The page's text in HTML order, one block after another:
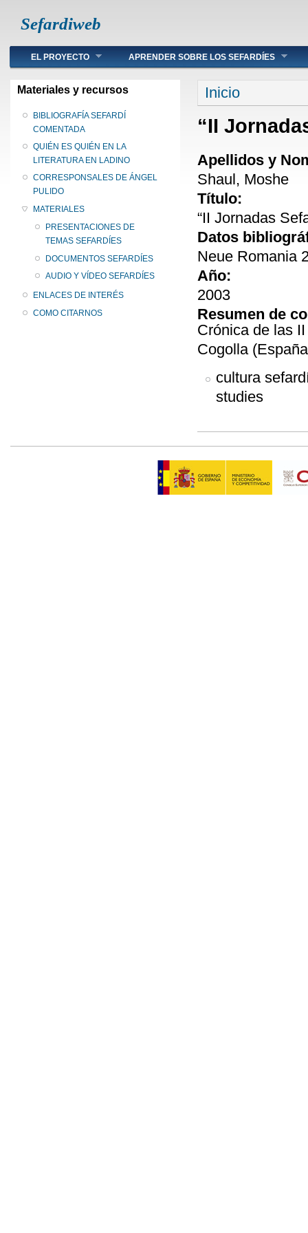
Sefardiweb
Main menu
EL PROYECTO APRENDER SOBRE LOS SEFARDÍES
Materiales y recursos
BIBLIOGRAFÍA SEFARDÍ
COMENTADA
QUIÉN ES QUIÉN EN LA
LITERATURA EN LADINO
CORRESPONSALES DE ÁNGEL
PULIDO
MATERIALES
PRESENTACIONES DE
TEMAS SEFARDÍES
DOCUMENTOS SEFARDÍES
AUDIO Y VÍDEO SEFARDÍES
ENLACES DE INTERÉS
COMO CITARNOS
Se encuentra
Inicio
“II
Apellidos y
Shaul, Moshe
Título:
“II Jornadas
Datos
Neue Romania
Año:
2003
Resumen de
Crónica de las
Cogolla
cultura
studies